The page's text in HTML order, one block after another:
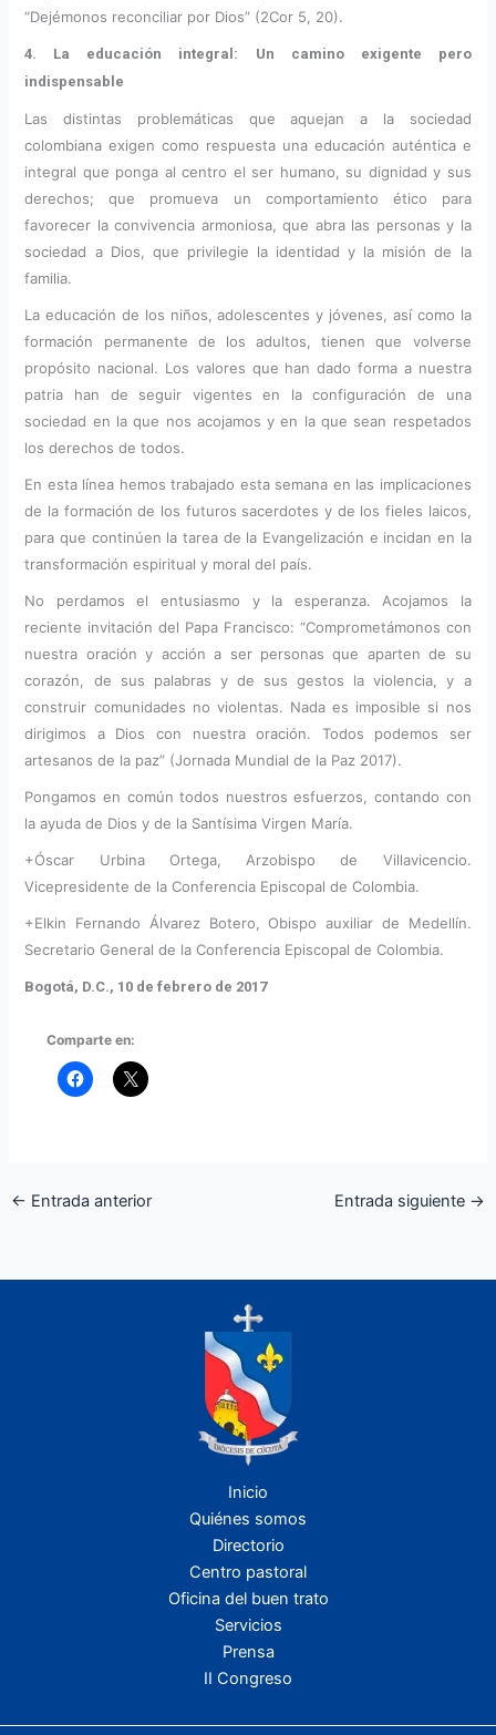
“Dejémonos reconciliar por Dios” (2Cor 5, 20).
4. La educación integral: Un camino exigente pero
indispensable
Las distintas problemáticas que aquejan a la sociedad
colombiana exigen como respuesta una educación auténtica e
integral que ponga al centro el ser humano, su dignidad y sus
derechos; que promueva un comportamiento ético para
favorecer la convivencia armoniosa, que abra las personas y la
sociedad a Dios, que privilegie la identidad y la misión de la
familia.
La educación de los niños, adolescentes y jóvenes, así como la
formación permanente de los adultos, tienen que volverse
propósito nacional. Los valores que han dado forma a nuestra
patria han de seguir vigentes en la configuración de una
sociedad en la que nos acojamos y en la que sean respetados
los derechos de todos.
En esta línea hemos trabajado esta semana en las implicaciones
de la formación de los futuros sacerdotes y de los fieles laicos,
para que continúen la tarea de la Evangelización e incidan en la
transformación espiritual y moral del país.
No perdamos el entusiasmo y la esperanza. Acojamos la
reciente invitación del Papa Francisco: “Comprometámonos con
nuestra oración y acción a ser personas que aparten de su
corazón, de sus palabras y de sus gestos la violencia, y a
construir comunidades no violentas. Nada es imposible si nos
dirigimos a Dios con nuestra oración. Todos podemos ser
artesanos de la paz” (Jornada Mundial de la Paz 2017).
Pongamos en común todos nuestros esfuerzos, contando con
la ayuda de Dios y de la Santísima Virgen María.
+Óscar Urbina Ortega, Arzobispo de Villavicencio.
Vicepresidente de la Conferencia Episcopal de Colombia.
+Elkin Fernando Álvarez Botero, Obispo auxiliar de Medellín.
Secretario General de la Conferencia Episcopal de Colombia.
Bogotá, D.C., 10 de febrero de 2017
Comparte en:
← Entrada anterior Entrada siguiente →
Inicio
Quiénes somos
Directorio
Centro pastoral
Oficina del buen trato
Servicios
Prensa
II Congreso